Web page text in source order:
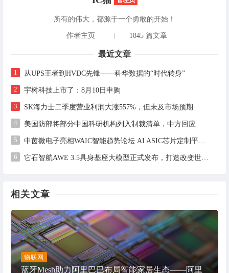
所有的伟大，都源于一个勇敢的开始！
作者主页 1845 篇文章
最近文章
1 从UPS王者到HVDC先锋——科华数据的“时代转身”
2 宇树科技上市了：8月10日申购
3 SK海力士二季度营业利润大涨557%，但未及市场预期
4 美国防部将部分中国科研机构列入制裁清单，中方回应
5
6
相关文章
物联网
蓝牙Mesh助力阿里巴巴布局智能家居生态——阿里